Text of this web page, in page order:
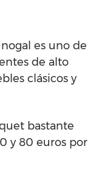
es uno de
de alto
clásicos y
bastante
y 80 euros por